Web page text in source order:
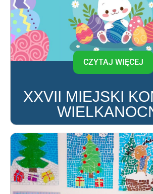
CZYTAJ WIĘCEJ
XXVII MIEJSKI